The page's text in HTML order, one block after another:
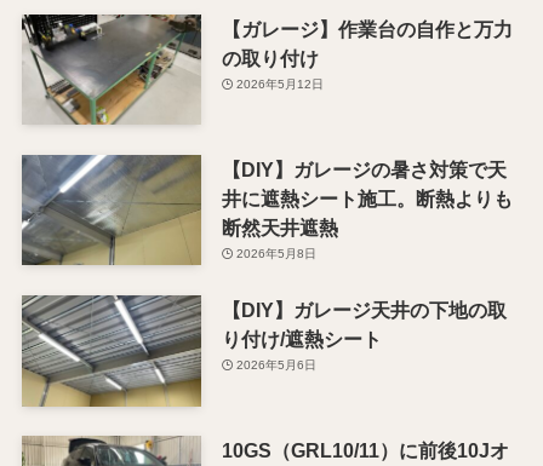
【ガレージ】作業台の自作と万力
の取り付け
2026年5月12日
【DIY】ガレージの暑さ対策で天
井に遮熱シート施工。断熱よりも
断然天井遮熱
2026年5月8日
【DIY】ガレージ天井の下地の取
り付け/遮熱シート
2026年5月6日
10GS（GRL10/11）に前後10Jオ